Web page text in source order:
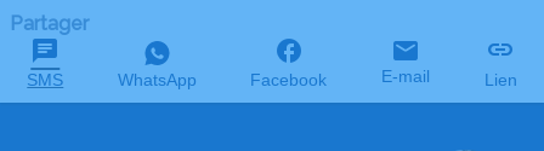
Partager
SMS WhatsApp Facebook E-mail Lien